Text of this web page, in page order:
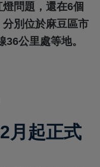
問題，還在6個
別位於麻豆區市
公里處等地。
月起正式